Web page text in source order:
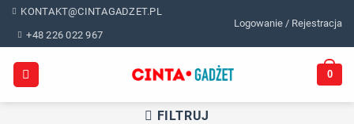
Skip
content
KONTAKT@CINTAGADZET.PL
+48 226 022 967
Logowanie / Rejestracja
0
FILTRUJ